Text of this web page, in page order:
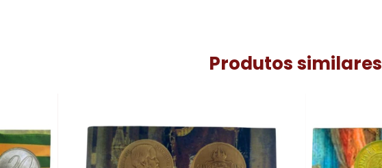
Produtos similares